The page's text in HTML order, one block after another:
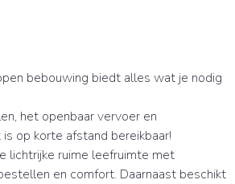
bebouwing biedt alles wat je nodig
het openbaar vervoer en
op korte afstand bereikbaar!
lichtrijke ruime leefruimte met
en comfort. Daarnaast beschikt